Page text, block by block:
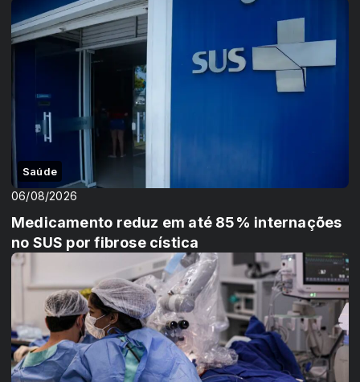
Saúde
06/08/2026
Medicamento reduz em até 85% internações
no SUS por fibrose cística